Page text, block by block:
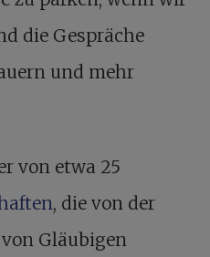
die Gespräche
und mehr
von etwa 25
, die von der
Gläubigen